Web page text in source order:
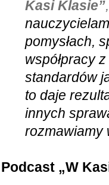
Kasi Klasie”,
pomysłach,
współpracy
standardów
to daje
innych
rozmawiamy
Podcast „W